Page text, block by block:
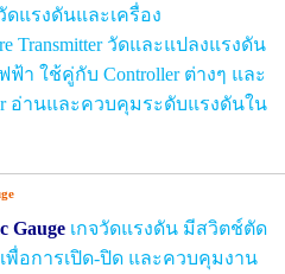
ดแรงดันและเครื่อง
Transmitter วัดและแปลงแรงดัน
ฟ้า ใช้คู่กับ Controller ต่างๆ และ
อ่านและควบคุมระดับแรงดันใน
Gauge เกจวัดแรงดัน มีสวิตช์ตัด
พื่อการเปิด-ปิด และควบคุมงาน